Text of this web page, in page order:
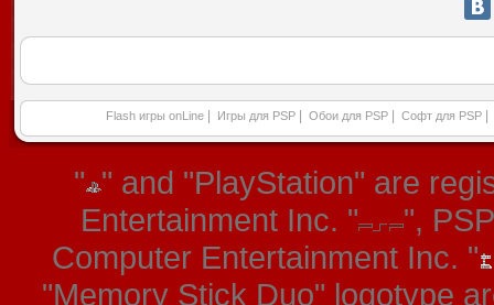
Flash игры onLine Игры для PSP Обои для PSP Софт для PSP
" " and "PlayStation" are
Entertainment Inc. "
",
Computer Entertainment Inc. "
"Memory Stick Duo" logotype